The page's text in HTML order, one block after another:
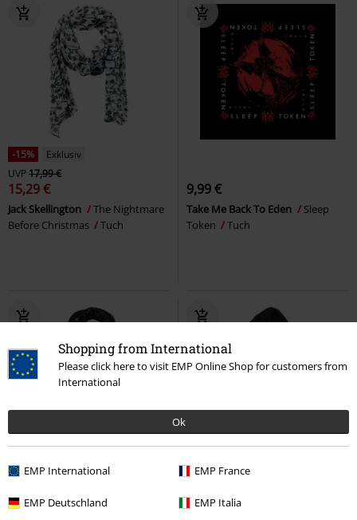
Shopping from International
Please click here to visit EMP Online Shop for customers from
International
Ok
EMP International EMP France
EMP Deutschland EMP Italia
-15%
Exklusiv
UVP17,99 €
15,29 €
Jack Skellington
The Nightmare
Before Christmas
Tuch
9,99 €
Take Me Back To Eden
Sleep
Token
Tuch
UVP17,99 €
The Mandalorian - Mando And
UVP10,90 €
Shemag Schal